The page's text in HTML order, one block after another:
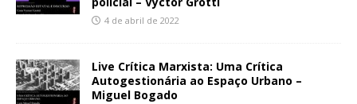
4 de abril de 2022
Live Crítica Marxista: Uma Crítica
Autogestionária ao Espaço Urbano –
Miguel Bogado